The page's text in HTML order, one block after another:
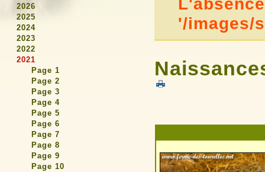
2026
2025
2024
2023
2022
2021
Page 1
Page 2
Page 3
Page 4
Page 5
Page 6
Page 7
Page 8
Page 9
Page 10
'/images/